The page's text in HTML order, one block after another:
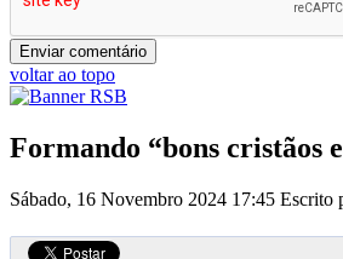
voltar ao topo
Formando “bons cristãos
Sábado, 16 Novembro 2024 17:45 Escrito